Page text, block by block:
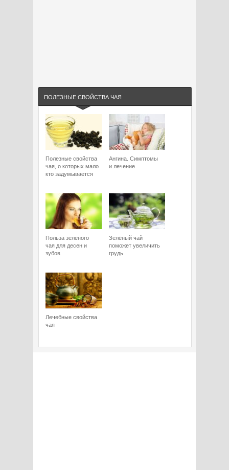
ПОЛЕЗНЫЕ СВОЙСТВА ЧАЯ
Полезные свойства
чая, о которых мало
кто задумывается
Ангина. Симптомы
и лечение
Польза зеленого
чая для десен и
зубов
Зелёный чай
поможет увеличить
грудь
Лечебные свойства
чая